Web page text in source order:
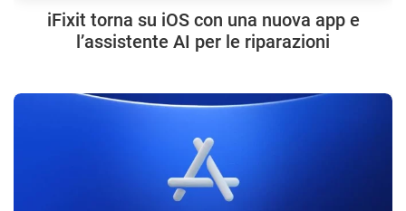
iFixit torna su iOS con una nuova app e
l’assistente AI per le riparazioni